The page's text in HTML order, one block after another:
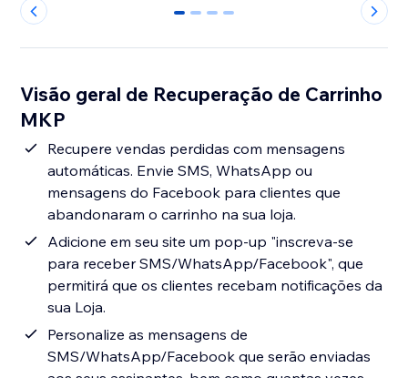
0 1 2 3
Visão geral de Recuperação de Carrinho
MKP
Recupere vendas perdidas com mensagens
automáticas. Envie SMS, WhatsApp ou
mensagens do Facebook para clientes que
abandonaram o carrinho na sua loja.
Adicione em seu site um pop-up "inscreva-se
para receber SMS/WhatsApp/Facebook", que
permitirá que os clientes recebam notificações da
sua Loja.
Personalize as mensagens de
SMS/WhatsApp/Facebook que serão enviadas